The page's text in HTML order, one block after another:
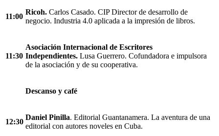
11:00
Ricoh. Carlos Casado. CIP Director de desarrollo de
negocio. Industria 4.0 aplicada a la impresión de libros.
11:30
Asociación Internacional de Escritores
Independientes. Lusa Guerrero. Cofundadora e impulsora
de la asociación y de su cooperativa.
Descanso y café
12:30
Daniel Pinilla. Editorial Guantanamera. La aventura de una
editorial con autores noveles en Cuba.